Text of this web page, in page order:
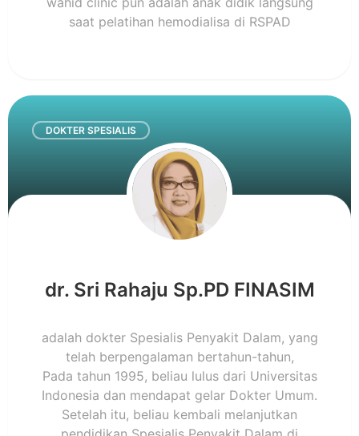
saat pelatihan hemodialisa di RSPAD
DOKTER SPESIALIS
dr. Sri Rahaju Sp.PD FINASIM
adalah dokter Spesialis Penyakit Dalam, yang
telah berpengalaman bertahun-tahun,
Pada tahun 1995, beliau lulus dari Universitas
Indonesia dan mendapat gelar Dokter Umum.
Setelah itu, beliau kembali melanjutkan